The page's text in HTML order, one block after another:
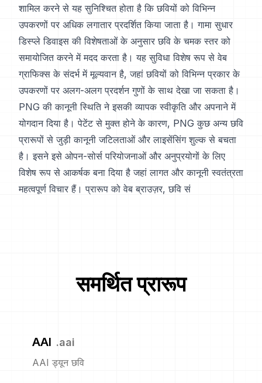
शामिल करने से यह सुनिश्चित होता है कि छवियों को विभिन्न
उपकरणों पर अधिक लगातार प्रदर्शित किया जाता है। गामा सुधार
डिस्प्ले डिवाइस की विशेषताओं के अनुसार छवि के चमक स्तर को
समायोजित करने में मदद करता है। यह सुविधा विशेष रूप से वेब
ग्राफिक्स के संदर्भ में मूल्यवान है, जहां छवियों को विभिन्न प्रकार के
उपकरणों पर अलग-अलग प्रदर्शन गुणों के साथ देखा जा सकता है।
PNG की कानूनी स्थिति ने इसकी व्यापक स्वीकृति और अपनाने में
योगदान दिया है। पेटेंट से मुक्त होने के कारण, PNG कुछ अन्य छवि
प्रारूपों से जुड़ी कानूनी जटिलताओं और लाइसेंसिंग शुल्क से बचता
है। इसने इसे ओपन-सोर्स परियोजनाओं और अनुप्रयोगों के लिए
विशेष रूप से आकर्षक बना दिया है जहां लागत और कानूनी स्वतंत्रता
महत्वपूर्ण विचार हैं। प्रारूप को वेब ब्राउज़र, छवि सं
समर्थित प्रारूप
AAI .aai
AAI ड्यून छवि